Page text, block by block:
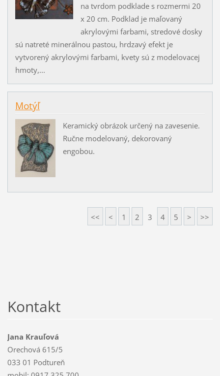
na tvrdom podklade s rozmermi 20
x 20 cm. Podklad je maľovaný
akrylovými farbami, stredové dosky
sú natreté minerálnou pastou, hrdzavý efekt je
vytvorený akrylovými farbami, kvety sú z modelovacej
hmoty,...
Motýľ
Keramický obrázok určený na zavesenie.
Ručne modelovaný, dekorovaný
engobou.
<< < 1 2 3 4 5 > >>
Kontakt
Jana Krauľová
Orechová 615/5
033 01 Podtureň